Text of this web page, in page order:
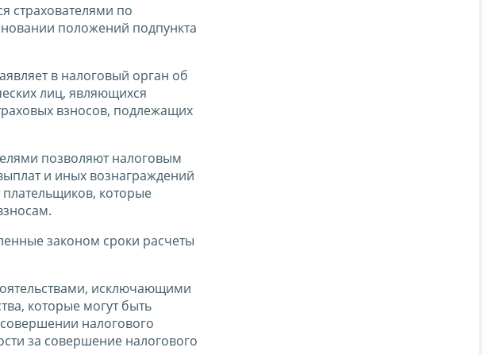
страхователями по
положений подпункта
в налоговый орган об
лиц, являющихся
взносов, подлежащих
позволяют налоговым
и иных вознаграждений
которые
законом сроки расчеты
исключающими
которые могут быть
налогового
за совершение налогового